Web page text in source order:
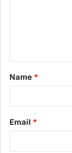
t
*
Name *
Email *